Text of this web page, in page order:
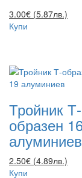
3.00€ (5.87лв.)
Купи
Тройник Т-
образен
алуминиев
2.50€ (4.89лв.)
Купи